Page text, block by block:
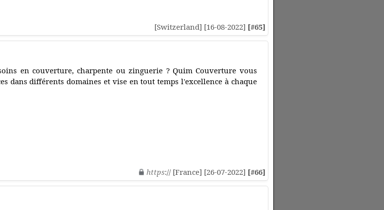
[Switzerland] [16-08-2022] [#65]
en couverture, charpente ou zinguerie ? Quim Couverture vous
dans différents domaines et vise en tout temps l'excellence à chaque
https:// [France] [26-07-2022] [#66]